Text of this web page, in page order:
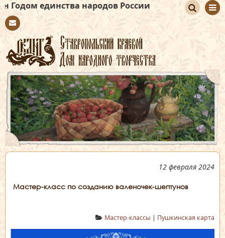
народов России
tact
иск
12 февраля 2024
Мастер-класс по созданию валеночек-шептунов
Мастер-классы | Пушкинская карта